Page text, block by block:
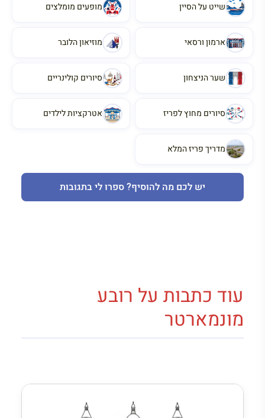
שייט על הסיין מופעים מומלצים
ארמון ורסאי מוזיאון הלובר
שער הניצחון סיורים קולינריים
סיורים מחוץ לפריז אטרקציות לילדים
מדריך פריז המלא
יש לכם מה להוסיף? ספרו לי בתגובות
עוד כתבות על רובע
מונמארטר